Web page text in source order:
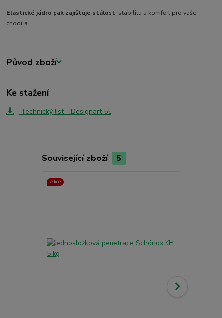
Elastické jádro pak zajištuje stálost, stabilitu a komfort pro vaše
chodila.
Původ zboží
Ke stažení
Technický list - Designart 55
Související zboží 5
Akce